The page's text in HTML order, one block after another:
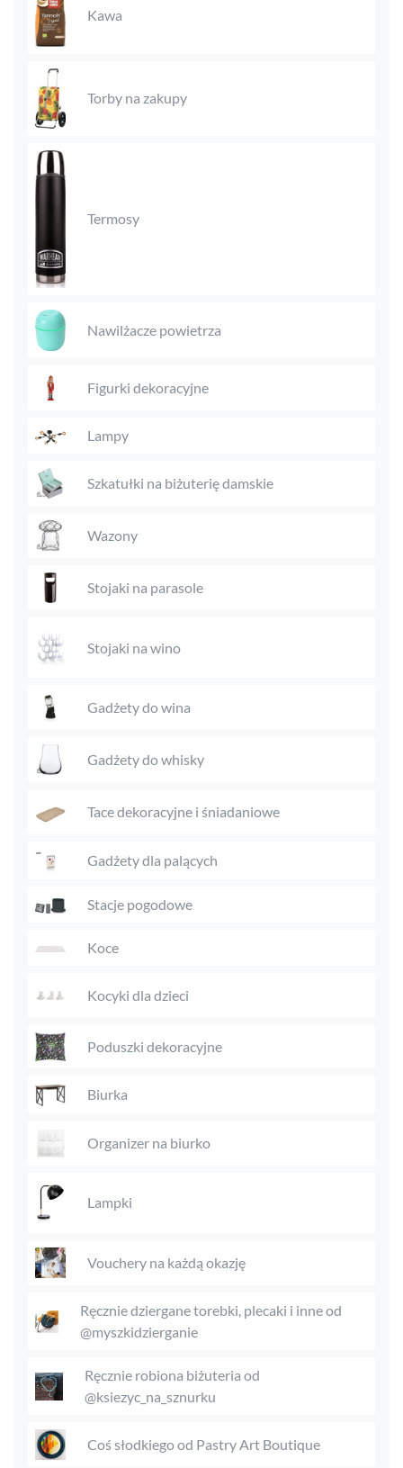
Kawa
Torby na zakupy
Termosy
Nawilżacze powietrza
Figurki dekoracyjne
Lampy
Szkatułki na biżuterię damskie
Wazony
Stojaki na parasole
Stojaki na wino
Gadżety do wina
Gadżety do whisky
Tace dekoracyjne i śniadaniowe
Gadżety dla palących
Stacje pogodowe
Koce
Kocyki dla dzieci
Poduszki dekoracyjne
Biurka
Organizer na biurko
Lampki
Vouchery na każdą okazję
Ręcznie dziergane torebki, plecaki i inne od
@myszkidzierganie
Ręcznie robiona biżuteria od
@ksiezyc_na_sznurku
Coś słodkiego od Pastry Art Boutique